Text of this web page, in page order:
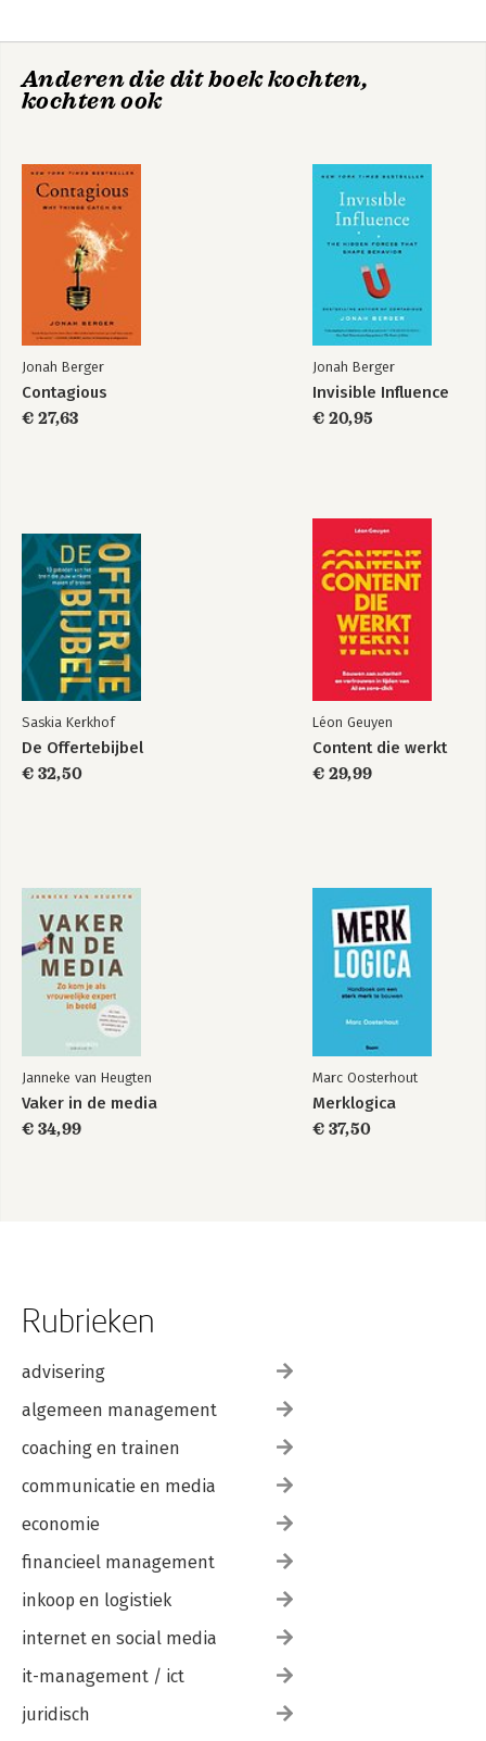
The Catalyst Magic Words
Dankwoord
Noten
Anderen die dit boek kochten,
kochten ook
Jonah Berger
Contagious
€ 27,63
Jonah Berger
Invisible Influence
€ 20,95
Saskia Kerkhof
De Offertebijbel
€ 32,50
Léon Geuyen
Content die werkt
€ 29,99
Janneke van Heugten
Vaker in de media
€ 34,99
Marc Oosterhout
Merklogica
€ 37,50
Rubrieken
advisering
algemeen management
coaching en trainen
communicatie en media
economie
financieel management
inkoop en logistiek
internet en social media
it-management / ict
juridisch